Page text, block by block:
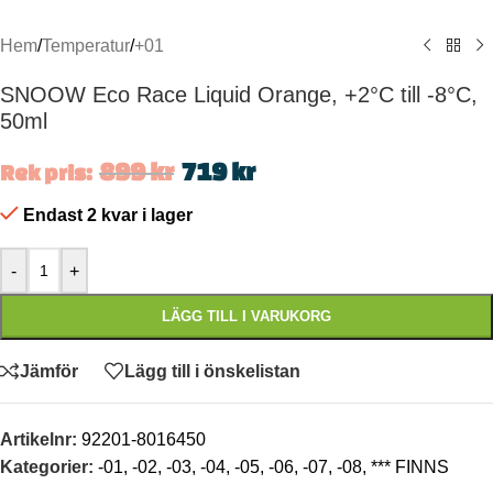
Hem/Temperatur/+01
SNOOW Eco Race Liquid Orange, +2°C till -8°C,
50ml
Rek pris: 899kr 719kr
Endast 2 kvar i lager
- +
LÄGG TILL I VARUKORG
Jämför Lägg till i önskelistan
Artikelnr: 92201-8016450
Kategorier: -01, -02, -03, -04, -05, -06, -07, -08, *** FINNS